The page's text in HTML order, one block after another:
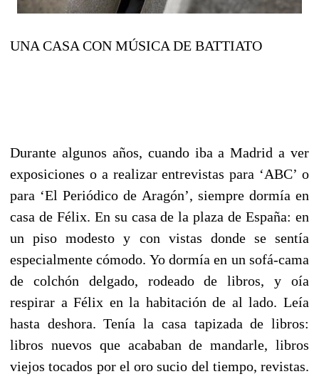
UNA CASA CON MÚSICA DE BATTIATO
Durante algunos años, cuando iba a Madrid a ver
exposiciones o a realizar entrevistas para ‘ABC’ o
para ‘El Periódico de Aragón’, siempre dormía en
casa de Félix. En su casa de la plaza de España: en
un piso modesto y con vistas donde se sentía
especialmente cómodo. Yo dormía en un sofá-cama
de colchón delgado, rodeado de libros, y oía
respirar a Félix en la habitación de al lado. Leía
hasta deshora. Tenía la casa tapizada de libros:
libros nuevos que acababan de mandarle, libros
viejos tocados por el oro sucio del tiempo, revistas.